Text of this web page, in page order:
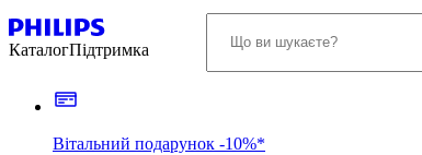
КаталогПідтримка
Вітальний подарунок -10%*